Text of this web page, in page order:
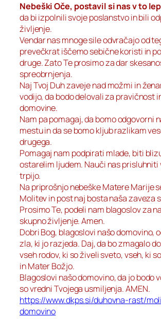
Nebeški Oče, postavil si nas v to
da bi izpolnili svoje poslanstvo in bili
življenje.
Vendar nas mnoge sile odvračajo od
prevečkrat iščemo sebične koristi in
druge. Zato Te prosimo za dar
spreobrnjenja.
Naj Tvoj Duh zaveje nad možmi in
vodijo, da bodo delovali za pravičnost
domovine.
Nam pa pomagaj, da bomo odgovorni
mestu in da se bomo kljub razlikam
drugega.
Pomagaj nam podpirati mlade, biti
ostarelim ljudem. Nauči nas prisluhniti
trpijo.
Na priprošnjo nebeške Matere Marije
Molitev in post naj bosta naša zaveza
Prosimo Te, podeli nam blagoslov za
skupno življenje. Amen.
Dobri Bog, blagoslovi našo domovino,
zla, ki jo razjeda. Daj, da bo zmagalo
vseh rodov, ki so živeli sveto, vseh, ki
in Mater Božjo.
Blagoslovi našo domovino, da jo bodo
so vredni Tvojega usmiljenja. AMEN.
https://www.dkps.si/duhovna-rast/
domovino